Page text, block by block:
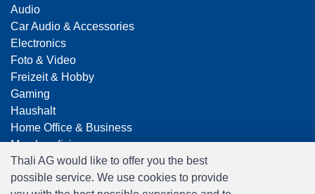
Audio
Car Audio & Accessories
Electronics
Foto & Video
Freizeit & Hobby
Gaming
Haushalt
Home Office & Business
Merchandising
Smart Home
Spielwaren
Thali AG would like to offer you the best
possible service. We use cookies to provide